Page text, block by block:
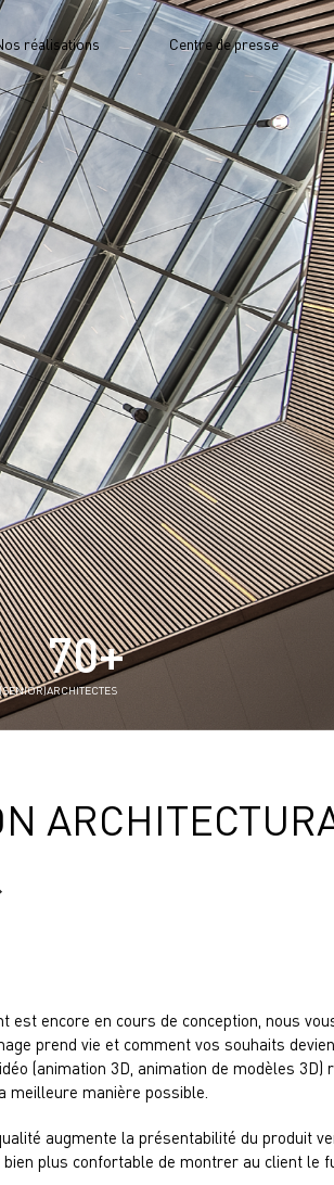
réalisations Centre de presse
70+
ARCHITECTES
est encore en cours de conception, nous
prend vie et comment vos souhaits
(animation 3D, animation de modèles 3D)
meilleure manière possible.
augmente la présentabilité du produit
bien plus confortable de montrer au client le